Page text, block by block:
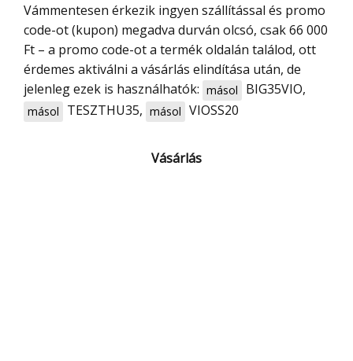
Vámmentesen érkezik ingyen szállítással és promo
code-ot (kupon) megadva durván olcsó, csak 66 000
Ft – a promo code-ot a termék oldalán találod, ott
érdemes aktiválni a vásárlás elindítása után, de
jelenleg ezek is használhatók: másol BIG35VIO,
másol TESZTHU35, másol VIOSS20
Vásárlás